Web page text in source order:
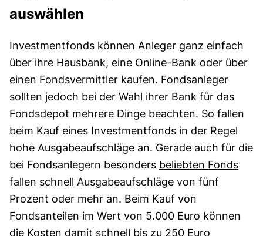
auswählen
Investmentfonds können Anleger ganz einfach
über ihre Hausbank, eine Online-Bank oder über
einen Fondsvermittler kaufen. Fondsanleger
sollten jedoch bei der Wahl ihrer Bank für das
Fondsdepot mehrere Dinge beachten. So fallen
beim Kauf eines Investmentfonds in der Regel
hohe Ausgabeaufschläge an. Gerade auch für die
bei Fondsanlegern besonders beliebten Fonds
fallen schnell Ausgabeaufschläge von fünf
Prozent oder mehr an. Beim Kauf von
Fondsanteilen im Wert von 5.000 Euro können
die Kosten damit schnell bis zu 250 Euro